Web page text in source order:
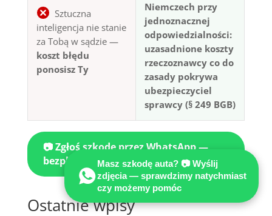
Sztuczna
inteligencja nie stanie
za Tobą w sądzie —
koszt błędu
ponosisz Ty
Niemczech przy
jednoznacznej
odpowiedzialności:
uzasadnione koszty
rzeczoznawcy co do
zasady pokrywa
ubezpieczyciel
sprawcy (§ 249 BGB)
📷 Zgłoś szkodę przez WhatsApp —
bezpłatna wstępna ocena
Ostatnie wpisy
Masz szkodę auta? 📷 Wyślij
zdjęcia — sprawdzimy natychmiast
czy możemy pomóc